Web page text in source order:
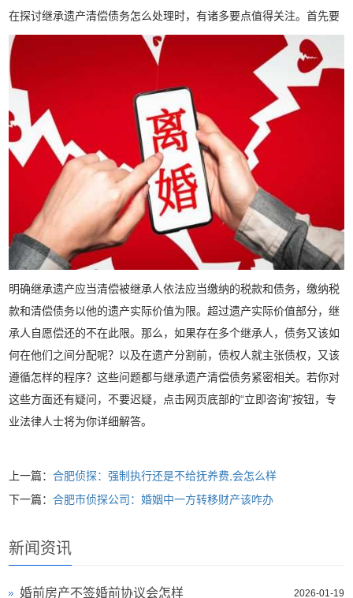
在探讨继承遗产清偿债务怎么处理时，有诸多要点值得关注。首先要
明确继承遗产应当清偿被继承人依法应当缴纳的税款和债务，缴纳税
款和清偿债务以他的遗产实际价值为限。超过遗产实际价值部分，继
承人自愿偿还的不在此限。那么，如果存在多个继承人，债务又该如
何在他们之间分配呢？以及在遗产分割前，债权人就主张债权，又该
遵循怎样的程序？这些问题都与继承遗产清偿债务紧密相关。若你对
这些方面还有疑问，不要迟疑，点击网页底部的“立即咨询”按钮，专
业法律人士将为你详细解答。
上一篇：合肥侦探：强制执行还是不给抚养费,会怎么样
下一篇：合肥市侦探公司：婚姻中一方转移财产该咋办
新闻资讯
2026-01-19
婚前房产不签婚前协议会怎样